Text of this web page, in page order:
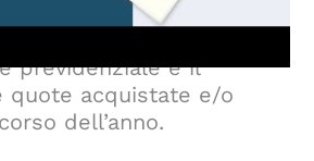
previdenziale e il
quote acquistate e/o
dell’anno.